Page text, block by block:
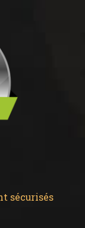
sécurisés